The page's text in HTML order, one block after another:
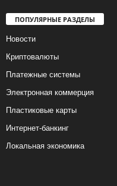
ПОПУЛЯРНЫЕ РАЗДЕЛЫ
Новости
Криптовалюты
Платежные системы
Электронная коммерция
Пластиковые карты
Интернет-банкинг
Локальная экономика